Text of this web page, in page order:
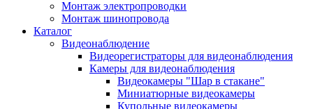
Монтаж электропроводки
Монтаж шинопровода
Каталог
Видеонаблюдение
Видеорегистраторы для видеонаблюдения
Камеры для видеонаблюдения
Видеокамеры "Шар в стакане"
Миниатюрные видеокамеры
Купольные видеокамеры